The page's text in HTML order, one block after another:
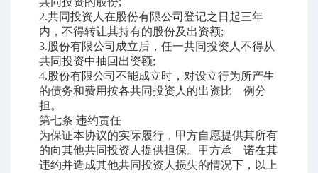
2.共同投资人在股份有限公司登记之日起三年
内，不得转让其持有的股份及出资额;
3. 股份有限公司成立后，任一共同投资人不得从
共同投资中抽回出资额;
4. 股份有限公司不能成立时，对设立行为所产生
的债务和费用按各共同投资人的出资比 例分
担。
第七条 违约责任
为保证本协议的实际履行，甲方自愿提供其所有
的向其他共同投资人提供担保。甲方承
诺在其
违约并造成其他共同投资人损失的情况下，以上